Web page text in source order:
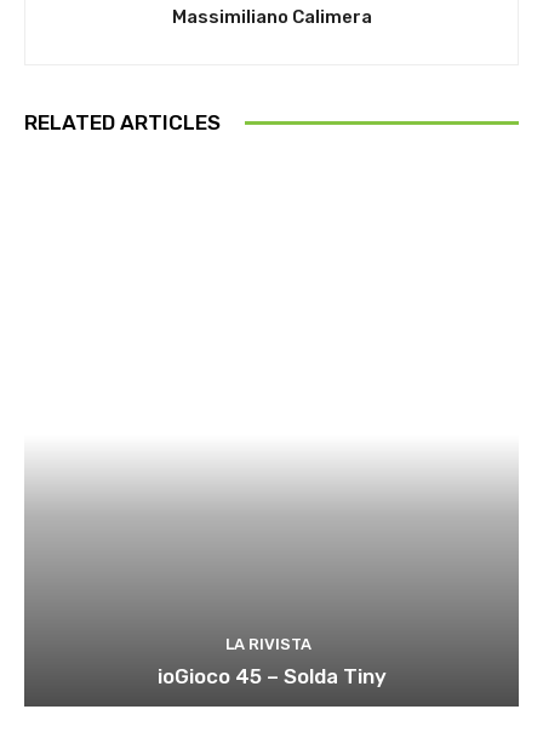
Massimiliano Calimera
RELATED ARTICLES
LA RIVISTA
ioGioco 45 – Solda Tiny